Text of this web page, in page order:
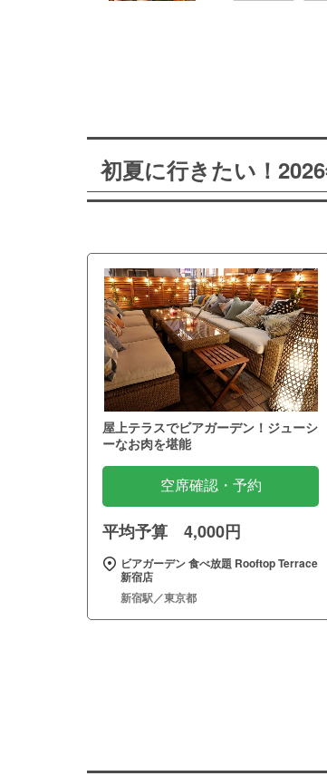
初夏に行きたい！
屋上テラスでビアガーデン！ジューシ
ーなお肉を堪能
空席確認・予約
平均予算 4,000円
ビアガーデン 食べ放題 Rooftop Terrace
新宿店
新宿駅／東京都